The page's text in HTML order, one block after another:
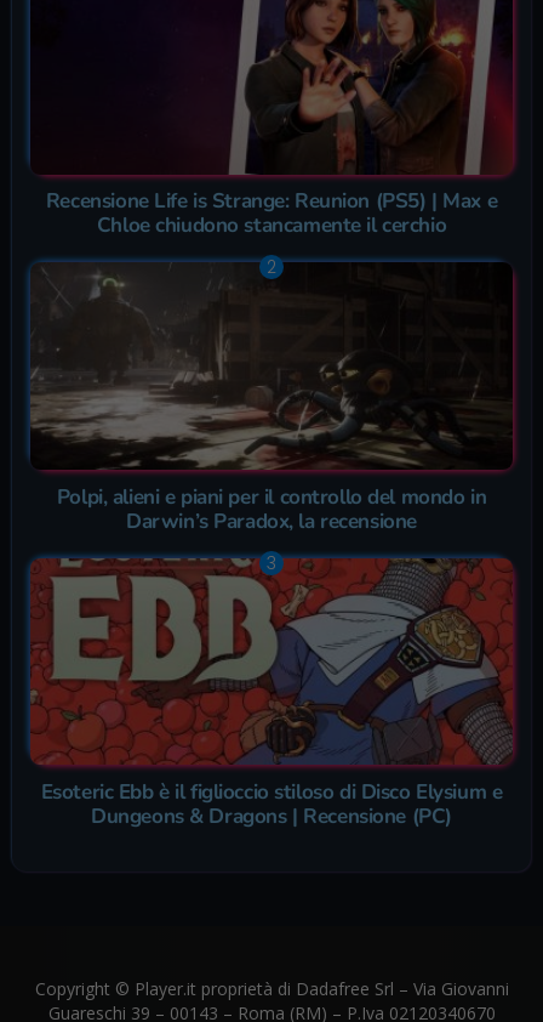
Recensione Life is Strange: Reunion (PS5) | Max e
Chloe chiudono stancamente il cerchio
Polpi, alieni e piani per il controllo del mondo in
Darwin’s Paradox, la recensione
Esoteric Ebb è il figlioccio stiloso di Disco Elysium e
Dungeons & Dragons | Recensione (PC)
Copyright © Player.it proprietà di Dadafree Srl – Via Giovanni
Guareschi 39 – 00143 – Roma (RM) – P.Iva 02120340670